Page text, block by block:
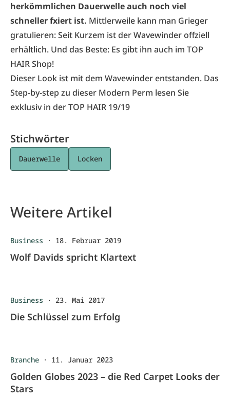
herkömmlichen Dauerwelle auch noch viel
schneller fxiert ist. Mittlerweile kann man Grieger
gratulieren: Seit Kurzem ist der Wavewinder offziell
erhältlich. Und das Beste: Es gibt ihn auch im TOP
HAIR Shop!
Dieser Look ist mit dem Wavewinder entstanden. Das
Step-by-step zu dieser Modern Perm lesen Sie
exklusiv in derTOP HAIR 19/19
Stichwörter
Dauerwelle Locken
Weitere Artikel
Business · 18. Februar 2019
Wolf Davids spricht Klartext
Business · 23. Mai 2017
Die Schlüssel zum Erfolg
Branche · 11. Januar 2023
Golden Globes 2023 – die Red Carpet Looks der
Stars